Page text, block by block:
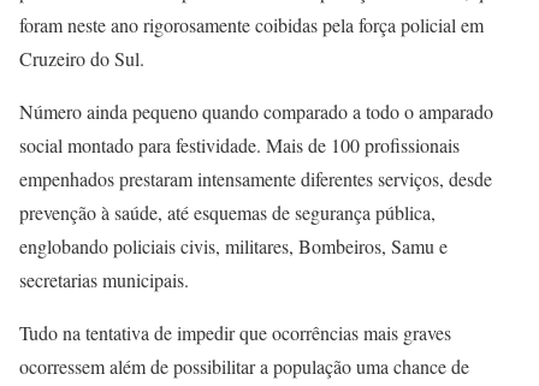
foram neste ano rigorosamente coibidas pela força policial em
Cruzeiro do Sul.
Número ainda pequeno quando comparado a todo o amparado
social montado para festividade. Mais de 100 profissionais
empenhados prestaram intensamente diferentes serviços, desde
prevenção à saúde, até esquemas de segurança pública,
englobando policiais civis, militares, Bombeiros, Samu e
secretarias municipais.
Tudo na tentativa de impedir que ocorrências mais graves
ocorressem além de possibilitar a população uma chance de